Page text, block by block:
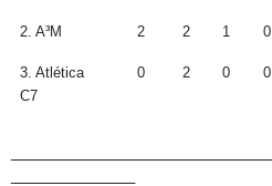
2. A³M 2 2 1 0
3. Atlética
C7
0 2 0 0